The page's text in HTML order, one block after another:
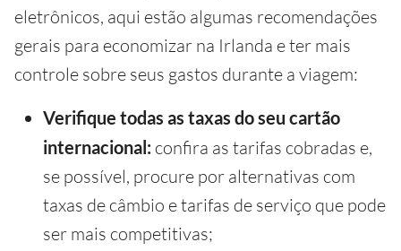
eletrônicos, aqui estão algumas recomendações
gerais para economizar na Irlanda e ter mais
controle sobre seus gastos durante a viagem:
Verifique todas as taxas do seu cartão
internacional: confira as tarifas cobradas e,
se possível, procure por alternativas com
taxas de câmbio e tarifas de serviço que pode
ser mais competitivas;